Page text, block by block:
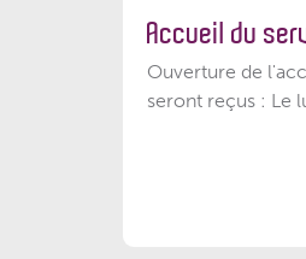
Accueil du
Ouverture de
seront reçus : Le